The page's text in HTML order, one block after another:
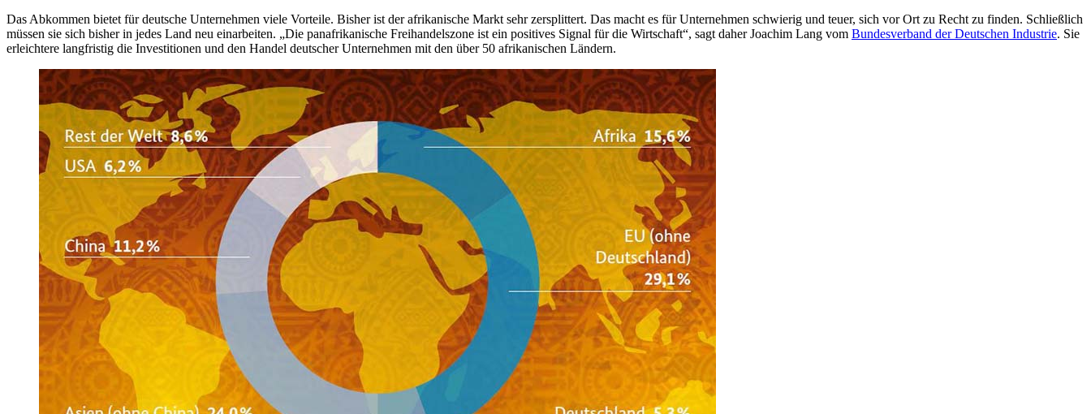
Das Abkommen bietet für deutsche Unternehmen viele Vorteile. Bisher ist der afrikanische Markt sehr zersplittert. Das macht es für Unternehmen schwierig und teuer, sich vor Ort zu Recht zu finden. Schließlich
müssen sie sich bisher in jedes Land neu einarbeiten. „Die panafrikanische Freihandelszone ist ein positives Signal für die Wirtschaft“, sagt daher Joachim Lang vom Bundesverband der Deutschen Industrie. Sie
erleichtere langfristig die Investitionen und den Handel deutscher Unternehmen mit den über 50 afrikanischen Ländern.